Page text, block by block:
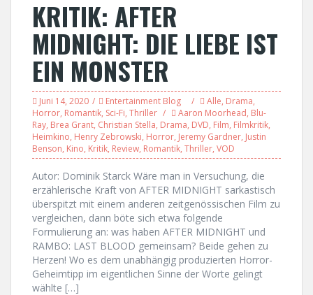
KRITIK: AFTER
MIDNIGHT: DIE LIEBE IST
EIN MONSTER
Juni 14, 2020 Entertainment Blog Alle, Drama,
Horror, Romantik, Sci-Fi, Thriller Aaron Moorhead, Blu-
Ray, Brea Grant, Christian Stella, Drama, DVD, Film, Filmkritik,
Heimkino, Henry Zebrowski, Horror, Jeremy Gardner, Justin
Benson, Kino, Kritik, Review, Romantik, Thriller, VOD
Autor: Dominik Starck Wäre man in Versuchung, die
erzählerische Kraft von AFTER MIDNIGHT sarkastisch
überspitzt mit einem anderen zeitgenössischen Film zu
vergleichen, dann böte sich etwa folgende
Formulierung an: was haben AFTER MIDNIGHT und
RAMBO: LAST BLOOD gemeinsam? Beide gehen zu
Herzen! Wo es dem unabhängig produzierten Horror-
Geheimtipp im eigentlichen Sinne der Worte gelingt
wählte […]